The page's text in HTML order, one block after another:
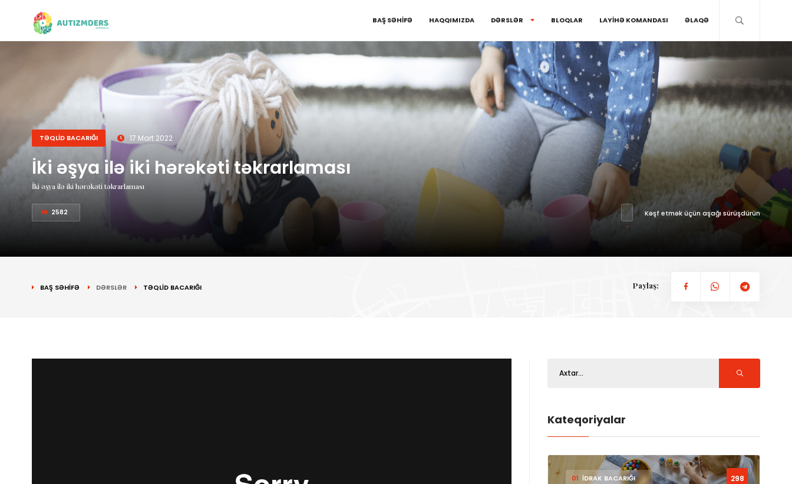
BAŞ SƏHİFƏ HAQQIMIZDA DƏRSLƏR BLOQLAR LAYİHƏ KOMANDASI ƏLAQƏ
TƏQLİD BACARIĞI 17 Mart 2022
İki əşya ilə iki hərəkəti təkrarlaması
İki əşya ilə iki hərəkəti təkrarlaması
2582 Kəşf etmək üçün aşağı sürüşdürün
BAŞ SƏHİFƏ DƏRSLƏR TƏQLİD BACARIĞI Paylaş:
Kateqoriyalar
01 İDRAK BACARIĞI 298